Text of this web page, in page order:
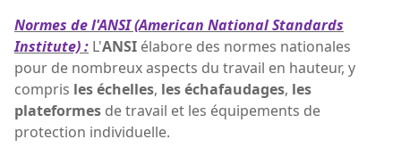
Normes de l'ANSI (American National Standards
Institute) : L'ANSI élabore des normes nationales
pour de nombreux aspects du travail en hauteur, y
compris les échelles, les échafaudages, les
plateformes de travail et les équipements de
protection individuelle.